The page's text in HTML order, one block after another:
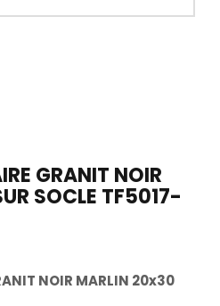
GRANIT NOIR
SOCLE TF5017-
NOIR MARLIN 20x30